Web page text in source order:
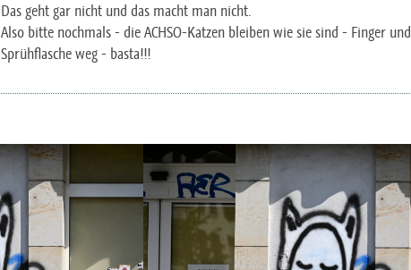
Das geht gar nicht und das macht man nicht.
Also bitte nochmals - die ACHSO-Katzen bleiben wie sie sind - Finger und
Sprühflasche weg - basta!!!